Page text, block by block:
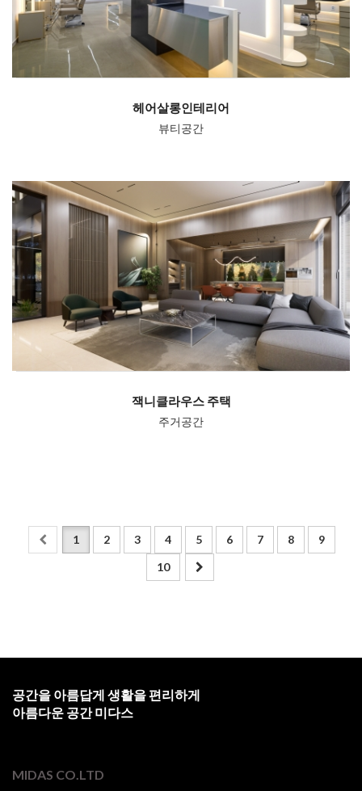
헤어살롱인테리어
뷰티공간
잭니클라우스 주택
주거공간
1 2 3 4 5 6 7 8
9
10
공간을 아름답게 생활을 편리하게
아름다운 공간 미다스
MIDAS CO.LTD